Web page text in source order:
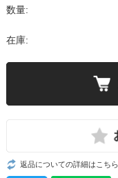
数量:
在庫:
返品についての詳細はこちら